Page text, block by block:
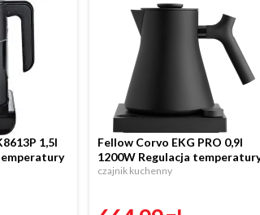
1,5l
Fellow Corvo EKG PRO 0,9l
1200W Regulacja
czajnik kuchenny